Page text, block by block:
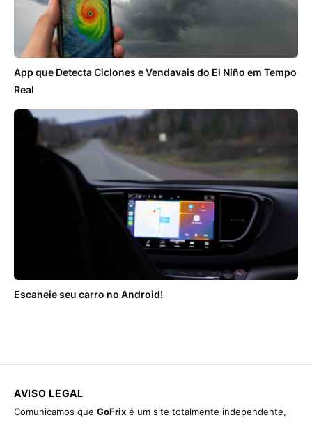
App que Detecta Ciclones e Vendavais do El Niño em Tempo
Real
Escaneie seu carro no Android!
AVISO LEGAL
Comunicamos que GoFrix é um site totalmente independente,